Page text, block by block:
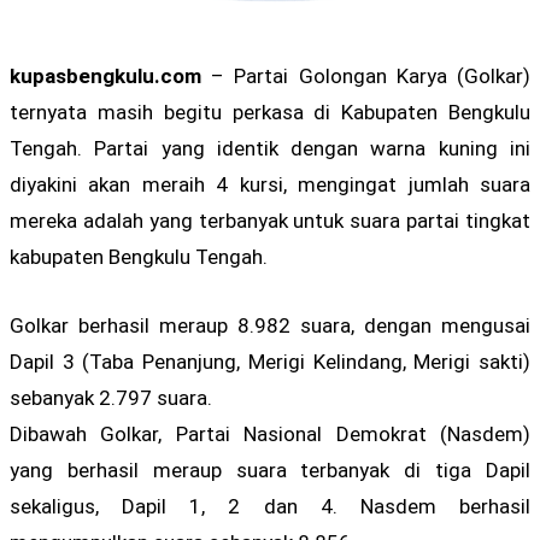
kupasbengkulu.com – Partai Golongan Karya (Golkar)
ternyata masih begitu perkasa di Kabupaten Bengkulu
Tengah. Partai yang identik dengan warna kuning ini
diyakini akan meraih 4 kursi, mengingat jumlah suara
mereka adalah yang terbanyak untuk suara partai tingkat
kabupaten Bengkulu Tengah.
Golkar berhasil meraup 8.982 suara, dengan mengusai
Dapil 3 (Taba Penanjung, Merigi Kelindang, Merigi sakti)
sebanyak 2.797 suara.
Dibawah Golkar, Partai Nasional Demokrat (Nasdem)
yang berhasil meraup suara terbanyak di tiga Dapil
sekaligus, Dapil 1, 2 dan 4. Nasdem berhasil